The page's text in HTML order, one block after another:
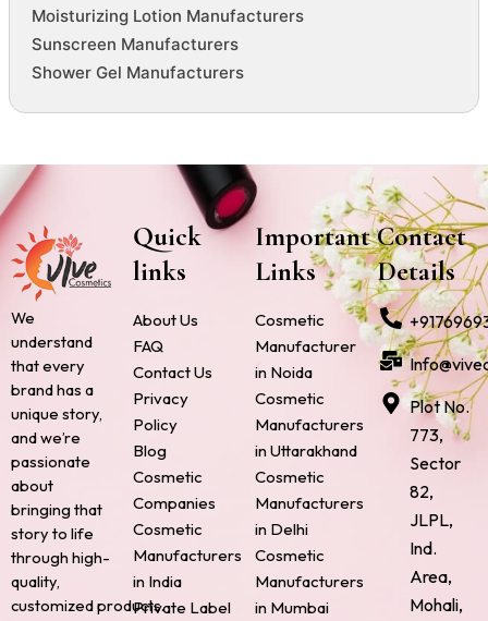
Moisturizing Lotion Manufacturers
Sunscreen Manufacturers
Shower Gel Manufacturers
We
understand
that every
brand has a
unique story,
and we’re
passionate
about
bringing that
story to life
through high-
quality,
customized products.
Quick
links
About Us
FAQ
Contact Us
Privacy
Policy
Blog
Cosmetic
Companies
Cosmetic
Manufacturers
in India
Private Label
Important
Links
Cosmetic
Manufacturer
in Noida
Cosmetic
Manufacturers
in Uttarakhand
Cosmetic
Manufacturers
in Delhi
Cosmetic
Manufacturers
in Mumbai
Contact
Details
Plot No.
773,
Sector
82,
JLPL,
Ind.
Area,
Mohali,